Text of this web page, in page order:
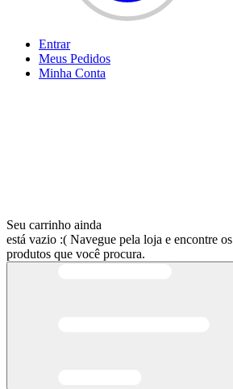
Entrar
Meus Pedidos
Minha Conta
Seu carrinho ainda
está vazio :( Navegue pela loja e encontre os
produtos que você procura.